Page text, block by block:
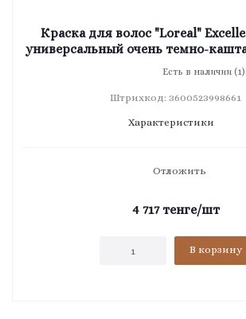
Краска для волос "Loreal"
универсальный очень темно-
Есть в наличии (1)
Штрихкод: 3600523998661
Характеристики
Отложить
4 717тенге/шт
В корзину